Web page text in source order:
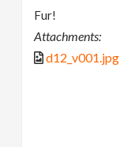
Fur!
Attachments:
d12_v001.jpg